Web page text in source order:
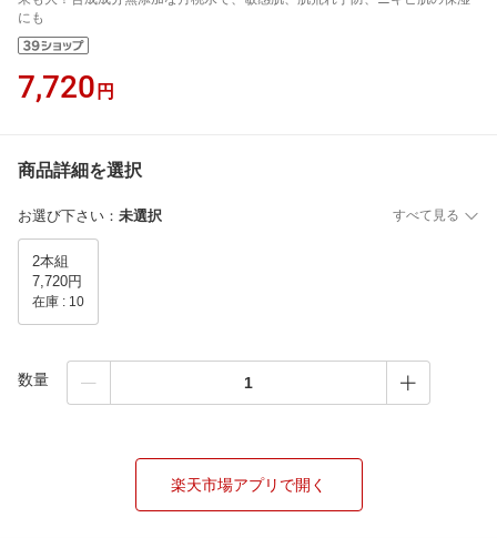
にも
7,720 円
商品詳細を選択
お選び下さい ： 未選択 すべて見る
2本組
7,720円
在庫 : 10
数量
楽天市場アプリで開く